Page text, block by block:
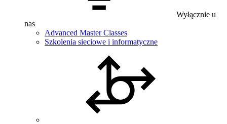
Wyłącznie u
nas
Advanced Master Classes
Szkolenia sieciowe i informatyczne